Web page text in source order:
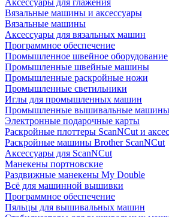
Аксессуары для глажения
Вязальные машины и аксессуары
Вязальные машины
Аксессуары для вязальных машин
Программное обеспечение
Промышленное швейное оборудование
Промышленные швейные машины
Промышленные раскройные ножи
Промышленные светильники
Иглы для промышленных машин
Промышленные вышивальные машины
Электронные подарочные карты
Раскройные плоттеры ScanNCut и
Раскройные машины Brother ScanNCut
Аксессуары для ScanNCut
Манекены портновские
Раздвижные манекены My Double
Всё для машинной вышивки
Программное обеспечение
Пяльцы для вышивальных машин